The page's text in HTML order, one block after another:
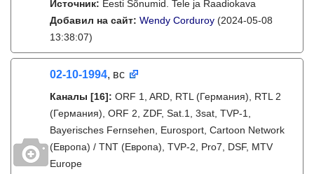
Источник: Eesti Sõnumid. Tele ja Raadiokava
Добавил на сайт: Wendy Corduroy (2024-05-08
13:38:07)
02-10-1994, вс
Каналы [16]: ORF 1, ARD, RTL (Германия), RTL 2
(Германия), ORF 2, ZDF, Sat.1, 3sat, TVP-1,
Bayerisches Fernsehen, Eurosport, Cartoon Network
(Европа) / TNT (Европа), TVP-2, Pro7, DSF, MTV
Europe